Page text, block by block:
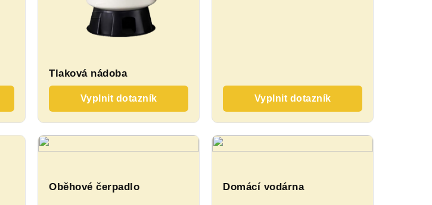
Tlaková nádoba
Vyplnit dotazník Vyplnit dotazník
Oběhové čerpadlo Domácí vodárna